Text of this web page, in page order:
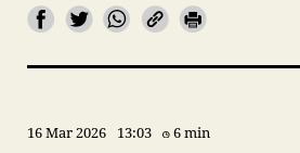
16 Mar 2026 13:03 6 min